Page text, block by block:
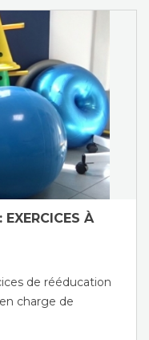
À
de rééducation
charge de